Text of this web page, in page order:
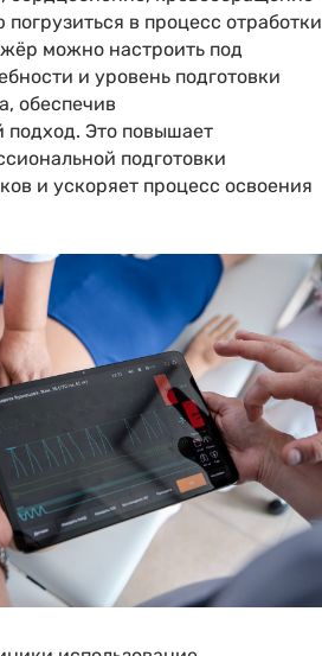
погрузиться в процесс отработки
можно настроить под
и уровень подготовки
обеспечив
подход. Это повышает
подготовки
и ускоряет процесс освоения